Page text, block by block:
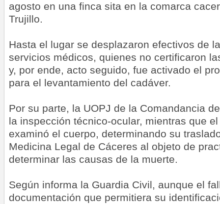
agosto en una finca sita en la comarca
Trujillo.
Hasta el lugar se desplazaron efectivos de
servicios médicos, quienes no certificaron
y, por ende, acto seguido, fue activado el
para el levantamiento del cadáver.
Por su parte, la UOPJ de la Comandancia
la inspección técnico-ocular, mientras que
examinó el cuerpo, determinando su
Medicina Legal de Cáceres al objeto de
determinar las causas de la muerte.
Según informa la Guardia Civil, aunque el
documentación que permitiera su